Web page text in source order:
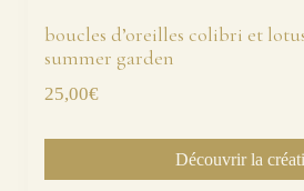
boucles d’oreilles colibri et
summer garden
25,00€
Découvrir la